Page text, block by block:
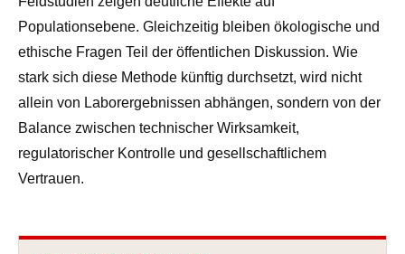
Populationsebene. Gleichzeitig bleiben ökologische und
ethische Fragen Teil der öffentlichen Diskussion. Wie
stark sich diese Methode künftig durchsetzt, wird nicht
allein von Laborergebnissen abhängen, sondern von der
Balance zwischen technischer Wirksamkeit,
regulatorischer Kontrolle und gesellschaftlichem
Vertrauen.